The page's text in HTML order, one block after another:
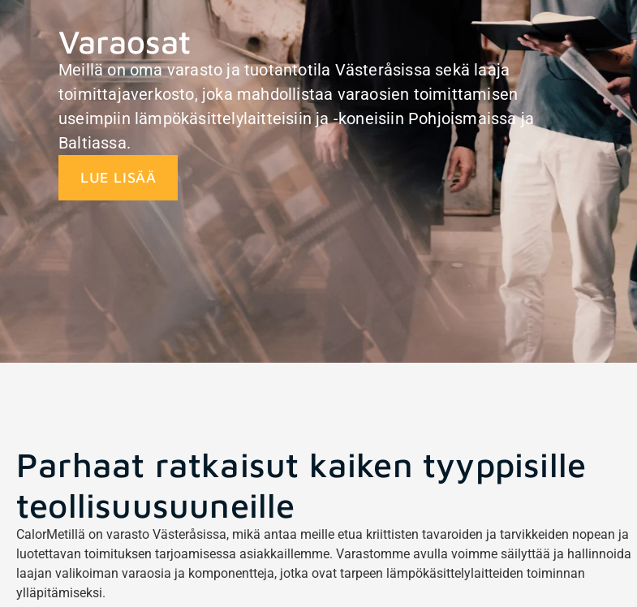
Varaosat
Meillä on oma varasto ja tuotantotila Västeråsissa sekä laaja
toimittajaverkosto, joka mahdollistaa varaosien toimittamisen
useimpiin lämpökäsittelylaitteisiin ja -koneisiin Pohjoismaissa ja
Baltiassa.
LUE LISÄÄ
Parhaat ratkaisut kaiken tyyppisille
teollisuusuuneille
CalorMetillä on varasto Västeråsissa, mikä antaa meille etua kriittisten tavaroiden ja tarvikkeiden nopean ja
luotettavan toimituksen tarjoamisessa asiakkaillemme. Varastomme avulla voimme säilyttää ja hallinnoida
laajan valikoiman varaosia ja komponentteja, jotka ovat tarpeen lämpökäsittelylaitteiden toiminnan
ylläpitämiseksi.